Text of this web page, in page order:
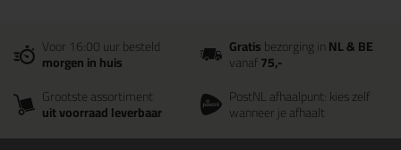
Voor 16:00 uur besteld
morgen in huis
Gratisbezorging inNL & BE
vanaf75,-
Grootste assortiment
uit voorraad leverbaar
PostNL afhaalpunt: kies zelf
wanneer je afhaalt